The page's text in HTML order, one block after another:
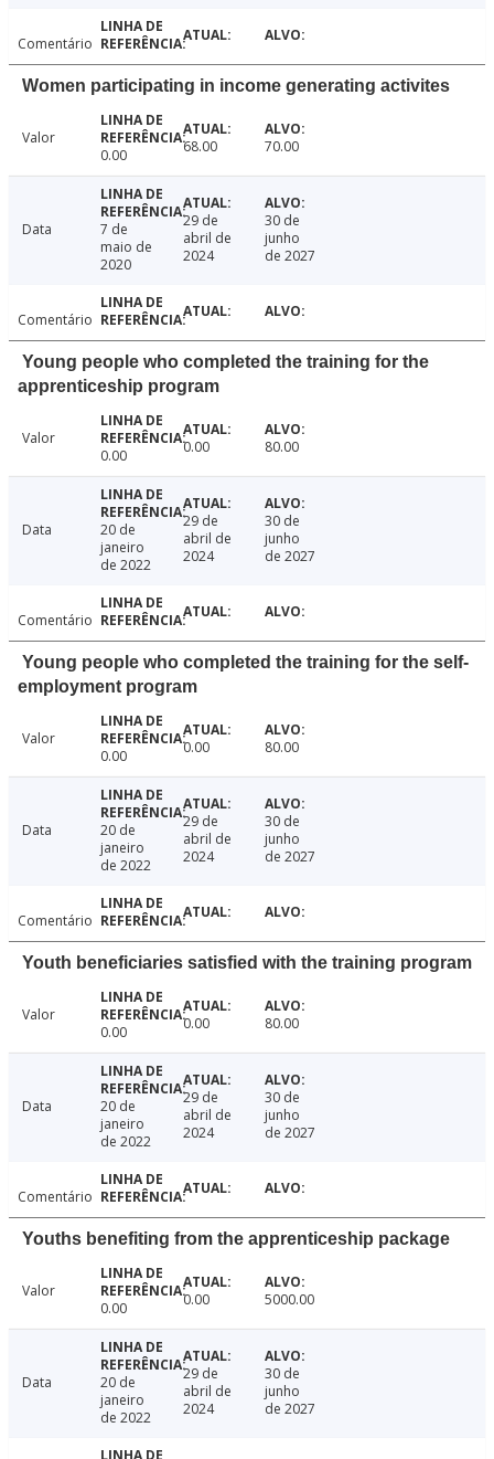
Comentário
Women participating in income generating activites
Valor
0.00
68.00 70.00
Data
7 de
maio de
2020
29 de
abril de
2024
30 de
junho
de 2027
Comentário
Young people who completed the training for the
apprenticeship program
Valor
0.00
0.00 80.00
Data
20 de
janeiro
de 2022
29 de
abril de
2024
30 de
junho
de 2027
Comentário
Young people who completed the training for the self-
employment program
Valor
0.00
0.00 80.00
Data
20 de
janeiro
de 2022
29 de
abril de
2024
30 de
junho
de 2027
Comentário
Youth beneficiaries satisfied with the training program
Valor
0.00
0.00 80.00
Data
20 de
janeiro
de 2022
29 de
abril de
2024
30 de
junho
de 2027
Comentário
Youths benefiting from the apprenticeship package
Valor
0.00
0.00 5000.00
Data
20 de
janeiro
de 2022
29 de
abril de
2024
30 de
junho
de 2027